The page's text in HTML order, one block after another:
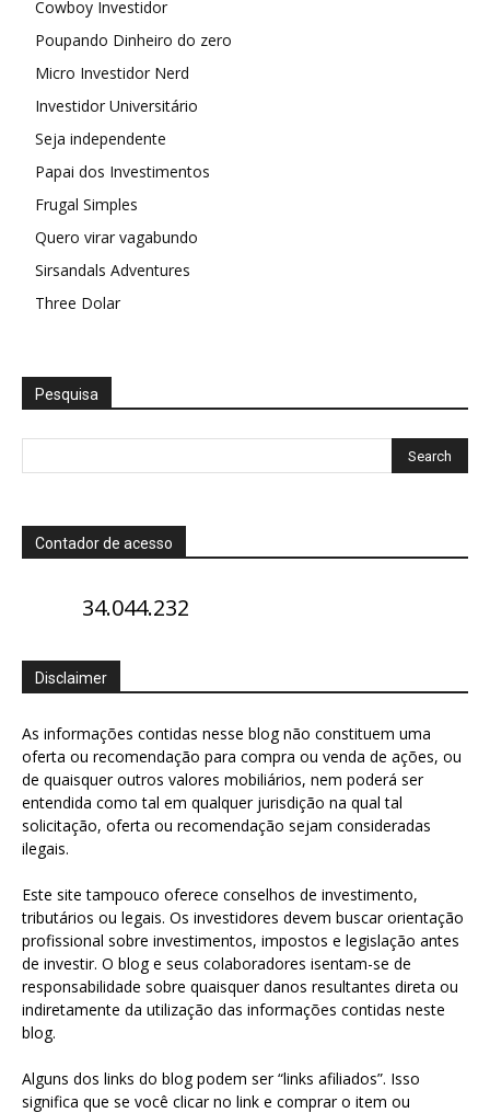
Cowboy Investidor
Poupando Dinheiro do zero
Micro Investidor Nerd
Investidor Universitário
Seja independente
Papai dos Investimentos
Frugal Simples
Quero virar vagabundo
Sirsandals Adventures
Three Dolar
Pesquisa
Contador de acesso
34.044.232
Disclaimer
As informações contidas nesse blog não constituem uma
oferta ou recomendação para compra ou venda de ações, ou
de quaisquer outros valores mobiliários, nem poderá ser
entendida como tal em qualquer jurisdição na qual tal
solicitação, oferta ou recomendação sejam consideradas
ilegais.
Este site tampouco oferece conselhos de investimento,
tributários ou legais. Os investidores devem buscar orientação
profissional sobre investimentos, impostos e legislação antes
de investir. O blog e seus colaboradores isentam-se de
responsabilidade sobre quaisquer danos resultantes direta ou
indiretamente da utilização das informações contidas neste
blog.
Alguns dos links do blog podem ser “links afiliados”. Isso
significa que se você clicar no link e comprar o item ou